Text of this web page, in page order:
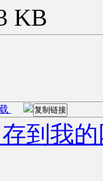
KB
复制链接
到我